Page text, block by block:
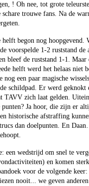
! Oh nee, tot grote
schare trouwe fans. Na de
helft begon nog hoopgevend.
voorspelde 1-2 ruststand
bleef de ruststand 1-1.
helft werd het helaas niet
nog een paar magische
schildpad. Er werd geknokt
TAVV zich laat gelden.
punten? Ja hoor, die zijn er
historische afstraffing
dan doelpunten. En
een wedstrijd om snel te
en komen
voor de volgende keer:
nooit... we geven